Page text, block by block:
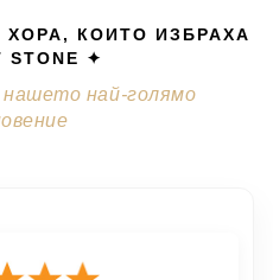
КОИТО ИЗБРАХА
STONE ✦
най-голямо